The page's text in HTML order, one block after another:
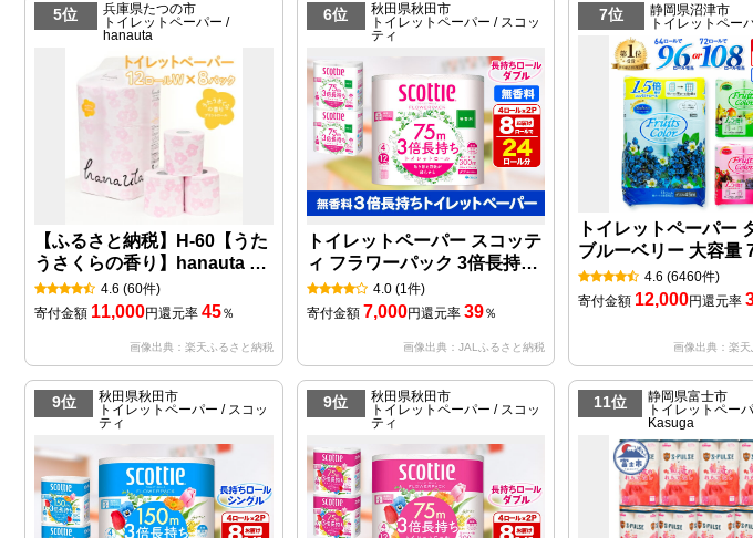
5位
兵庫県たつの市
トイレットペーパー /
hanauta
【ふるさと納税】H-60【うた
うさくらの香り】hanauta ダ
ブル25m 12ロール×8パック
4.6 (60件)
寄付金額 11,000円還元率 45％
画像出典：楽天ふるさと納税
6位
秋田県秋田市
トイレットペーパー / スコッ
ティ
トイレットペーパー スコッテ
ィ フラワーパック 3倍長持ち
〈無香料〉4ロール(ダブル)×2
パック 秋田市オリジナル
4.0(1件)
寄付金額 7,000円還元率 39％
画像出典：JALふるさと納税
7位
静岡県沼津市
トイレットペー
トイレットペーパー
ブルーベリー 大容量
ル 12ロール×6パック
4.6 (6460件)
寄付金額 12,000円還元率
画像出典：楽
9位
秋田県秋田市
トイレットペーパー / スコッ
ティ
9位
秋田県秋田市
トイレットペーパー / スコッ
ティ
11位
静岡県富士市
トイレットペー
Kasuga